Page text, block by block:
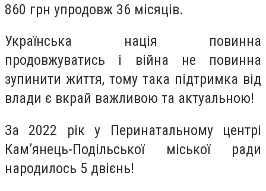
860 грн упродовж 36 місяців.
Українська нація повинна
продовжуватись і війна не повинна
зупинити життя, тому така підтримка від
влади є вкрай важливою та актуальною!
За 2022 рік у Перинатальному центрі
Кам’янець-Подільської міської ради
народилось 5 двієнь!